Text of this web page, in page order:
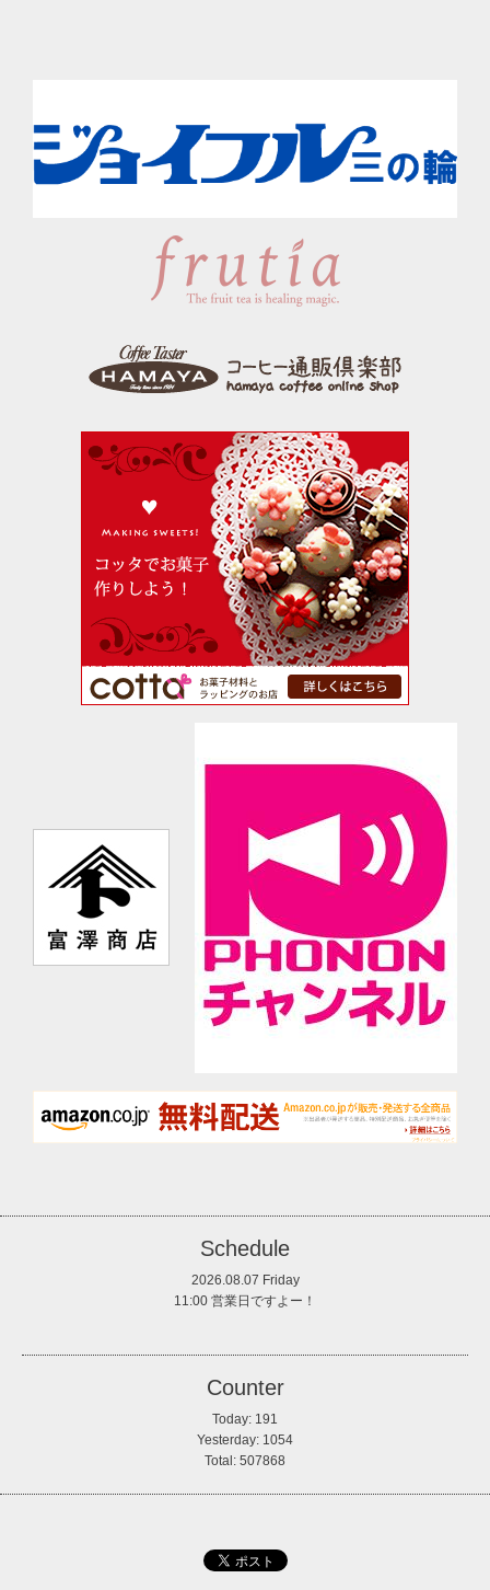
Schedule
2026.08.07 Friday
11:00 営業日ですよー！
Counter
Today: 191
Yesterday: 1054
Total: 507868